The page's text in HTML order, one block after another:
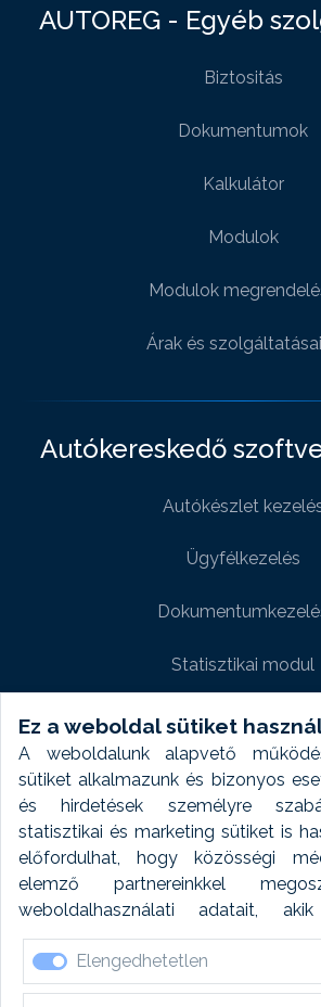
Ez a weboldal sütiket
A weboldalunk alapvető
sütiket alkalmazunk és bizonyos
és hirdetések személyre
statisztikai és marketing sütiket is
előfordulhat, hogy közösségi
elemző partnereinkkel
weboldalhasználati adatait,
forrásokból gyűjtött adatokkal
elfogadásával kapcsolatosan
ezen adatokat 6 hónap után
Elengedhetetlen
AUTOREG - Egyéb
Biztositás
Dokumentumok
Kalkulátor
Modulok
Modulok
Árak és
Autókereskedő
Autókészlet
Ügyfélkezelés
Statisztikai modul
Weboldal modul
Fényképtár extra
Autómosó modul
Feladatütemezés